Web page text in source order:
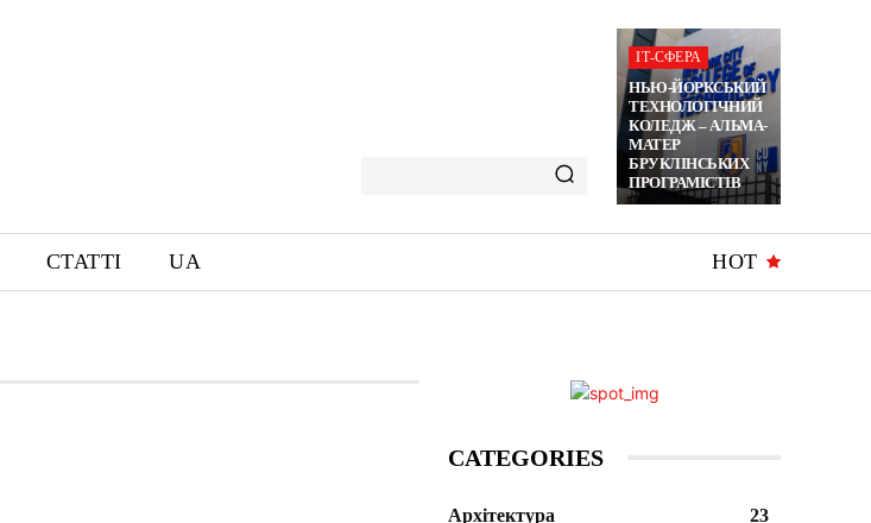
ІТ-СФЕРА
НЬЮ-ЙОРКСЬКИЙ
ТЕХНОЛОГІЧНИЙ
КОЛЕДЖ – АЛЬМА-
МАТЕР
БРУКЛІНСЬКИХ
ПРОГРАМІСТІВ
СТАТТІ UA HOT
CATEGORIES
Архітектура
23